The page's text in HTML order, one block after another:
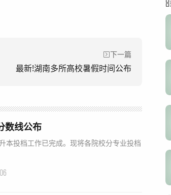
下一篇
最新!湖南多所高校暑假时间公布
数线公布
本投档工作已完成。现将各院校分专业投档